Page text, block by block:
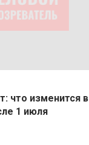
что изменится в
1 июля